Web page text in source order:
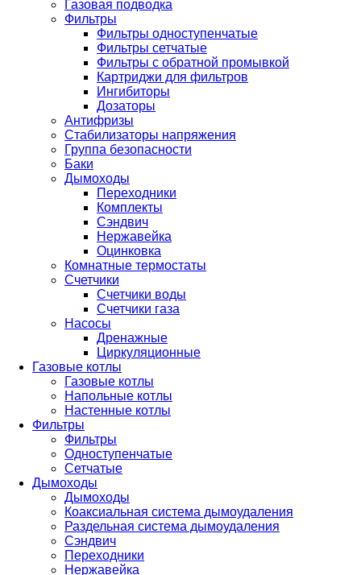
Газовая подводка
Фильтры
Фильтры одноступенчатые
Фильтры сетчатые
Фильтры с обратной промывкой
Картриджи для фильтров
Ингибиторы
Дозаторы
Антифризы
Стабилизаторы напряжения
Группа безопасности
Баки
Дымоходы
Переходники
Комплекты
Сэндвич
Нержавейка
Оцинковка
Комнатные термостаты
Счетчики
Счетчики воды
Счетчики газа
Насосы
Дренажные
Циркуляционные
Газовые котлы
Газовые котлы
Напольные котлы
Настенные котлы
Фильтры
Фильтры
Одноступенчатые
Сетчатые
Дымоходы
Дымоходы
Коаксиальная система дымоудаления
Раздельная система дымоудаления
Сэндвич
Переходники
Нержавейка